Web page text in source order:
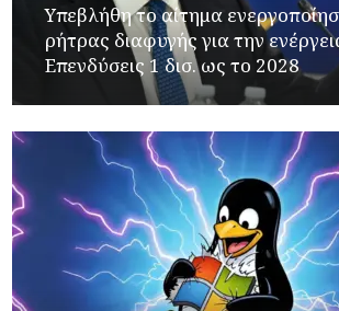
Υπεβλήθη το αίτημα
ρήτρας διαφυγής για την
Επενδύσεις 1 δισ. ως το 2028